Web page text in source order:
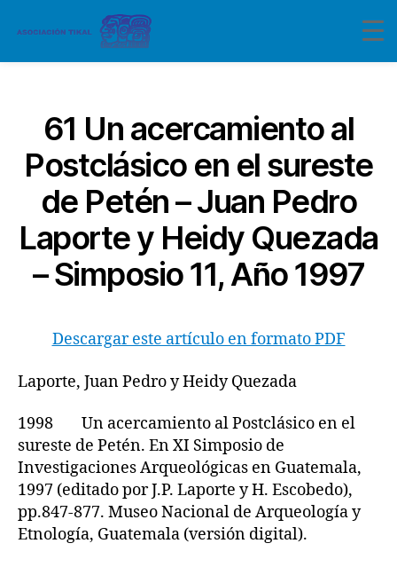
61 Un acercamiento al
Postclásico en el sureste
de Petén – Juan Pedro
Laporte y Heidy Quezada
– Simposio 11, Año 1997
Descargar este artículo en formato PDF
Laporte, Juan Pedro y Heidy Quezada
1998 Un acercamiento al Postclásico en el
sureste de Petén. En XI Simposio de
Investigaciones Arqueológicas en Guatemala,
1997 (editado por J.P. Laporte y H. Escobedo),
pp.847-877. Museo Nacional de Arqueología y
Etnología, Guatemala (versión digital).